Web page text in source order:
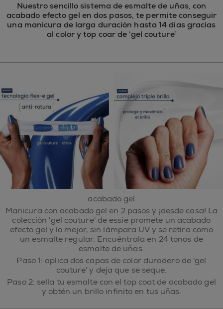
Nuestro sencillo sistema de esmalte de uñas, con
acabado efecto gel en dos pasos, te permite conseguir
una manicura de larga duración hasta 14 días gracias
al color y top coar de ‘gel couture’​
acabado gel
Manicura con acabado gel en 2 pasos y ¡desde casa! La
colección 'gel couture' de essie promete un acabado
efecto gel y lo mejor, sin lámpara UV y se retira como
un esmalte regular. Encuéntrala en 24 tonos de
esmalte de uñas.
Paso 1: aplica dos capas de color duradero de 'gel
couture' y deja que se seque.
Paso 2: sella tu esmalte con el top coat de acabado gel
y obtén un brillo infinito en tus uñas.